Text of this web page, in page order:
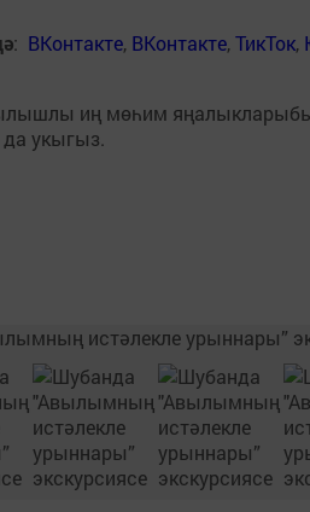
: ВКонтакте, ВКонтакте,ТикТок,
иң мөһим
укыгыз.